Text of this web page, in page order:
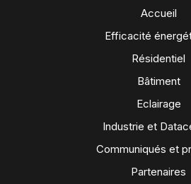
Accueil
Efficacité
Résidentiel
Bâtiment
Eclairage
Industrie et
Communiqués et
Partenaires